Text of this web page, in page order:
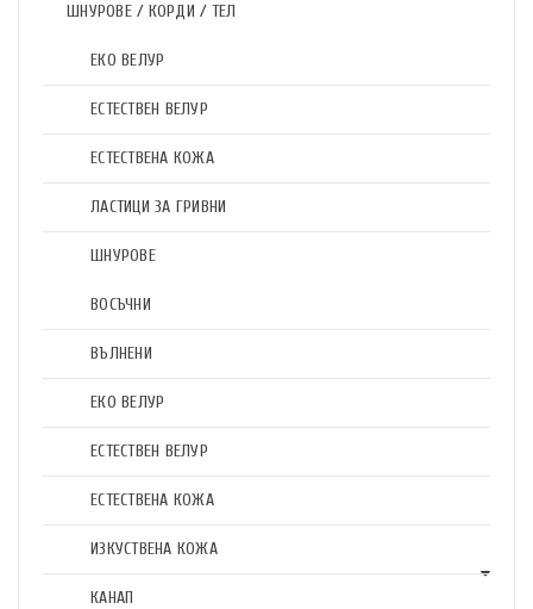
ШНУРОВЕ / КОРДИ / ТЕЛ
ЕКО ВЕЛУР
ЕСТЕСТВЕН ВЕЛУР
ЕСТЕСТВЕНА КОЖА
ЛАСТИЦИ ЗА ГРИВНИ
ШНУРОВЕ
ВОСЪЧНИ
ВЪЛНЕНИ
ЕКО ВЕЛУР
ЕСТЕСТВЕН ВЕЛУР
ЕСТЕСТВЕНА КОЖА
ИЗКУСТВЕНА КОЖА
КАНАП